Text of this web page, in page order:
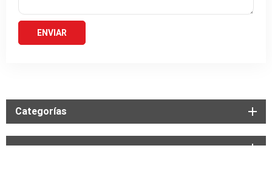
Categorías